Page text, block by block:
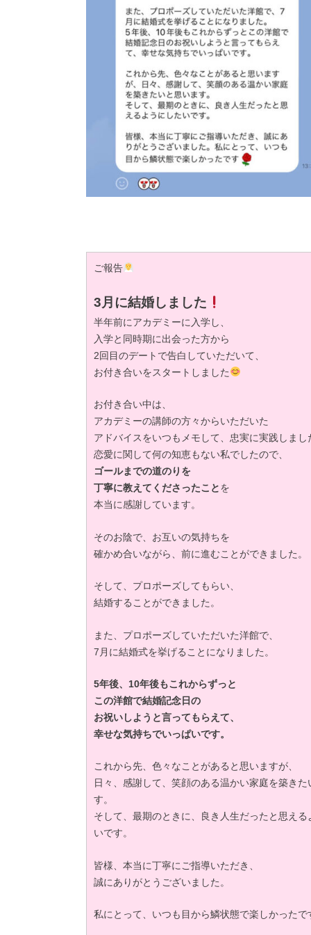
ご報告
3月に結婚しました
半年前にアカデミーに入学し、
入学と同時期に出会った方から
2回目のデートで告白していただいて、
お付き合いをスタートしました
お付き合い中は、
アカデミーの講師の方々からいただいた
アドバイスをいつもメモして、忠実に実践しまし
恋愛に関して何の知恵もない私でしたので、
ゴールまでの道のりを
丁寧に教えてくださったことを
本当に感謝しています。
そのお陰で、お互いの気持ちを
確かめ合いながら、前に進むことができました。
そして、プロポーズしてもらい、
結婚することができました。
また、プロポーズしていただいた洋館で、
7月に結婚式を挙げることになりました。
5年後、10年後もこれからずっと
この洋館で結婚記念日の
お祝いしようと言ってもらえて、
幸せな気持ちでいっぱいです。
これから先、色々なことがあると思いますが、
日々、感謝して、笑顔のある温かい家庭を築きた
す。
そして、最期のときに、良き人生だったと思える
いです。
皆様、本当に丁寧にご指導いただき、
誠にありがとうございました。
私にとって、いつも目から鱗状態で楽しかったで